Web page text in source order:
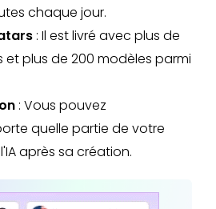
chaque jour.
: Il est livré avec plus de
et plus de 200 modèles parmi
: Vous pouvez
quelle partie de votre
après sa création.